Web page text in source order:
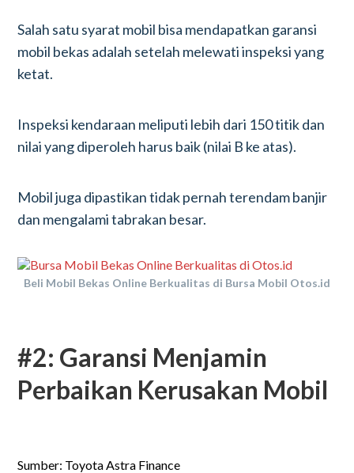
Salah satu syarat mobil bisa mendapatkan garansi
mobil bekas adalah setelah melewati inspeksi yang
ketat.
Inspeksi kendaraan meliputi lebih dari 150 titik dan
nilai yang diperoleh harus baik (nilai B ke atas).
Mobil juga dipastikan tidak pernah terendam banjir
dan mengalami tabrakan besar.
Beli Mobil Bekas Online Berkualitas di Bursa Mobil Otos.id
#2: Garansi Menjamin
Perbaikan Kerusakan Mobil
Sumber: Toyota Astra Finance